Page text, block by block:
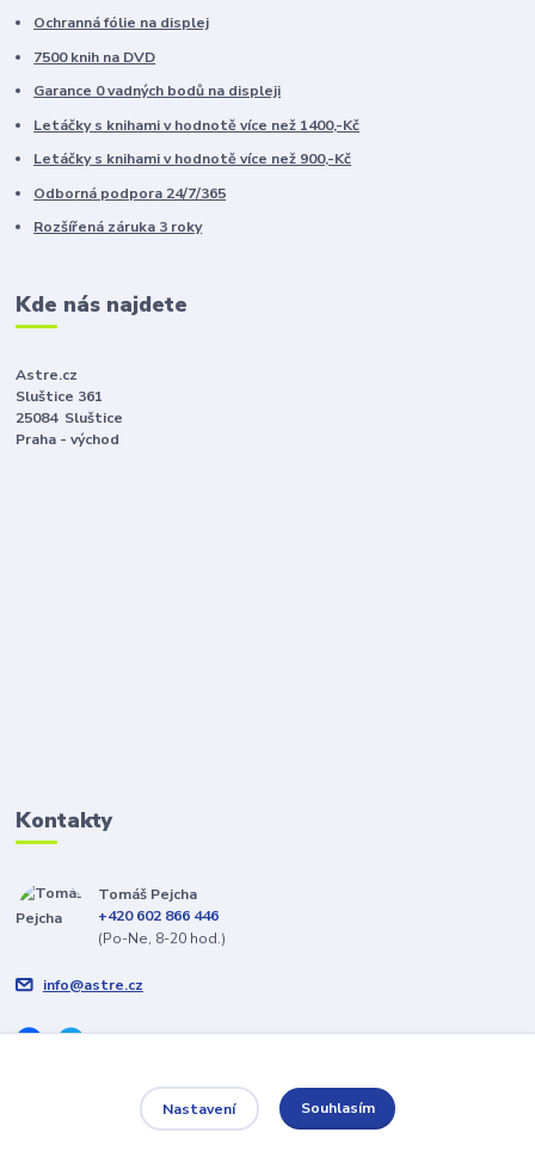
Ochranná fólie na displej
7500 knih na DVD
Garance 0 vadných bodů na displeji
Letáčky s knihami v hodnotě více než 1400,-Kč
Letáčky s knihami v hodnotě více než 900,-Kč
Odborná podpora 24/7/365
Rozšířená záruka 3 roky
Kde nás najdete
Astre.cz
Sluštice 361
25084 Sluštice
Praha - východ
Kontakty
Tomáš Pejcha
+420 602 866 446
(Po-Ne, 8-20 hod.)
info@astre.cz
Nastavení Souhlasím